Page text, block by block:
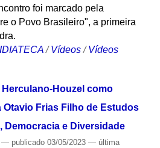
foi marcado pela
o Povo Brasileiro", a primeira
/Vídeos /Vídeos
Herculano-Houzel como
Otavio Frias Filho de Estudos
Democracia e Diversidade
— publicado03/05/2023 — última